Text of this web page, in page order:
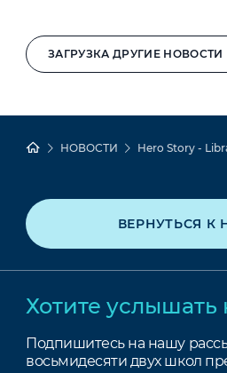
ЗАГРУЗКА ДРУГИЕ НОВОСТИ
НОВОСТИ Hero Story -
ВЕРНУТЬСЯ К
Хотите услышать
Подпишитесь на нашу
восьмидесяти двух школ